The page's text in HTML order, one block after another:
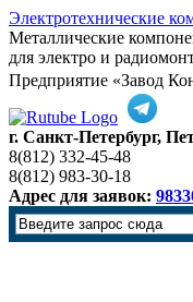
Электротехнические
Металлические
для электро и
Предприятие «Завод
г. Санкт-Петербург,
8(812) 332-45-48
8(812) 983-30-18
Адрес для заявок: